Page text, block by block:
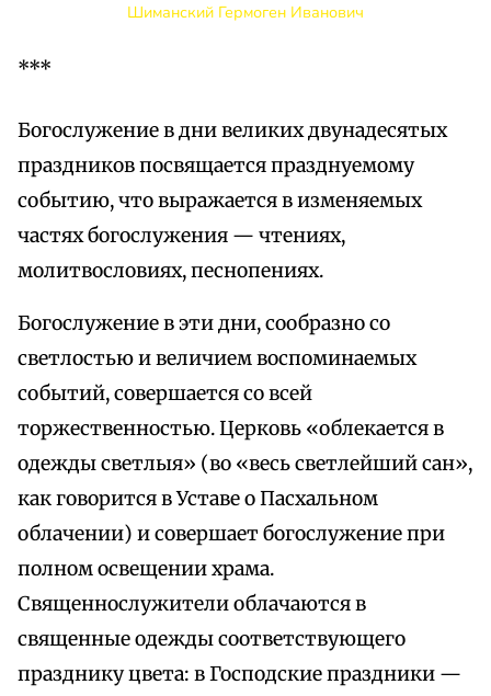
Шиманский Гермоген Иванович
***
Богослужение в дни великих двунадесятых
праздников посвящается празднуемому
событию, что выражается в изменяемых
частях богослужения — чтениях,
молитвословиях, песнопениях.
Богослужение в эти дни, сообразно со
светлостью и величием воспоминаемых
событий, совершается со всей
торжественностью. Церковь «облекается в
одежды светлыя» (во «весь светлейший сан»,
как говорится в Уставе о Пасхальном
облачении) и совершает богослужение при
полном освещении храма.
Священнослужители облачаются в
священные одежды соответствующего
празднику цвета: в Господские праздники —